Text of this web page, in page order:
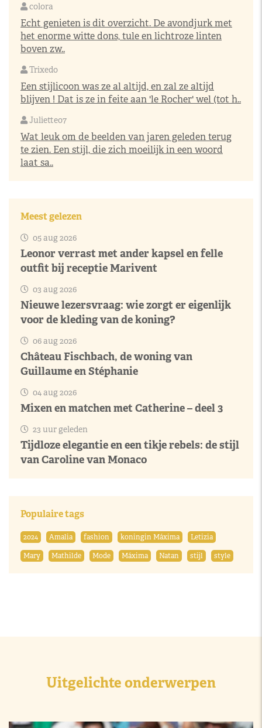
colora
Echt genieten is dit overzicht. De avondjurk met
het enorme witte dons, tule en lichtroze linten
boven zw..
Trixedo
Een stijlicoon was ze al altijd, en zal ze altijd
blijven ! Dat is ze in feite aan 'le Rocher' wel (tot h..
Juliette07
Wat leuk om de beelden van jaren geleden terug
te zien. Een stijl, die zich moeilijk in een woord
laat sa..
Meest gelezen
05 aug 2026
Leonor verrast met ander kapsel en felle
outfit bij receptie Marivent
03 aug 2026
Nieuwe lezersvraag: wie zorgt er eigenlijk
voor de kleding van de koning?
06 aug 2026
Château Fischbach, de woning van
Guillaume en Stéphanie
04 aug 2026
Mixen en matchen met Catherine – deel 3
23 uur geleden
Tijdloze elegantie en een tikje rebels: de stijl
van Caroline van Monaco
Populaire tags
2024 Amalia fashion koningin Máxima
Letizia
Mary
Mathilde Mode Máxima Natan stijl style
Uitgelichte onderwerpen